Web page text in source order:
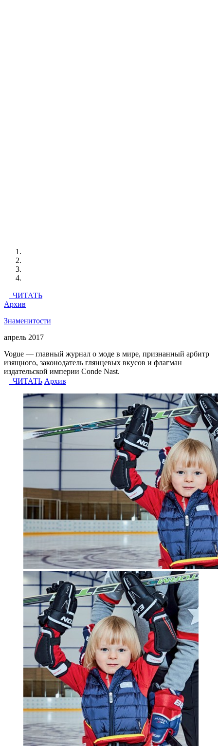
ЧИТАТЬ
Архив
Знаменитости
апрель 2017
Vogue — главный журнал о моде в мире, признанный арбитр
изящного, законодатель глянцевых вкусов и флагман
издательской империи Conde Nast.
ЧИТАТЬ Архив